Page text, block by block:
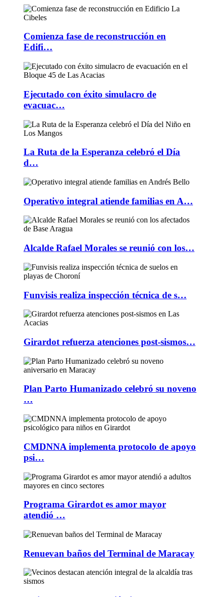
Comienza fase de reconstrucción en
Edifi…
Ejecutado con éxito simulacro de
evacuac…
La Ruta de la Esperanza celebró el Día
d…
Operativo integral atiende familias en A…
Alcalde Rafael Morales se reunió con los…
Funvisis realiza inspección técnica de s…
Girardot refuerza atenciones post-sismos…
Plan Parto Humanizado celebró su noveno
…
CMDNNA implementa protocolo de apoyo
psi…
Programa Girardot es amor mayor
atendió …
Renuevan baños del Terminal de Maracay